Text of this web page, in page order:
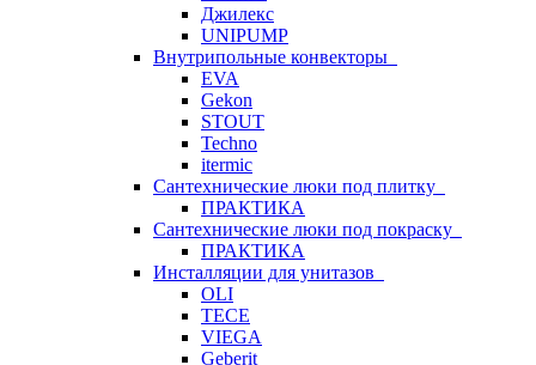
Джилекс
UNIPUMP
Внутрипольные конвекторы
EVA
Gekon
STOUT
Techno
itermic
Сантехнические люки под плитку
ПРАКТИКА
Сантехнические люки под покраску
ПРАКТИКА
Инсталляции для унитазов
OLI
TECE
VIEGA
Geberit